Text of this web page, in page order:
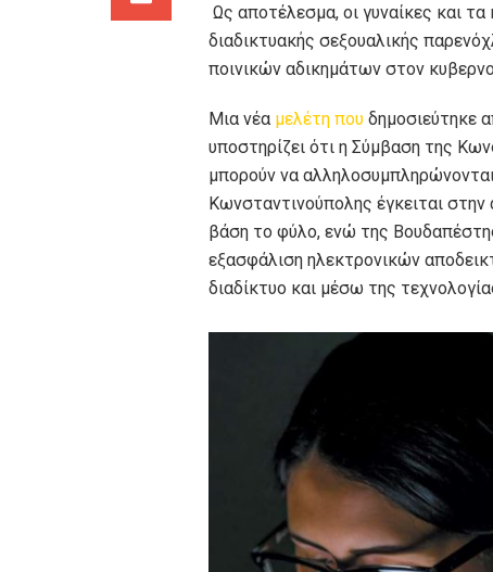
Ως αποτέλεσμα, οι γυναίκες και
διαδικτυακής σεξουαλικής
ποινικών αδικημάτων στον
Μια νέα μελέτη που δημοσιεύτηκε
υποστηρίζει ότι η Σύμβαση της
μπορούν να
Κωνσταντινούπολης έγκειται
βάση το φύλο, ενώ της
εξασφάλιση ηλεκτρονικών
διαδίκτυο και μέσω της